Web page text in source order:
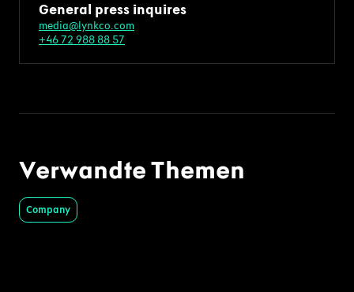
General press inquires
media@lynkco.com
+46 72 988 88 57
Verwandte Themen
Company